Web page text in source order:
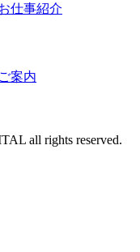
仕事紹介
案内
all rights reserved.